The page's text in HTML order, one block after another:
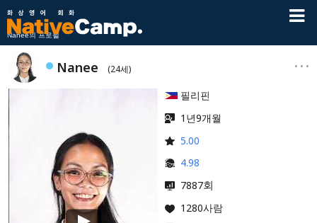
Nanee의 프로필
Nanee (24세)
필리핀
1년9개월
5.00
4.98
7887회
1280사람